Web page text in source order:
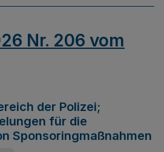
Nr. 206 vom
der Polizei;
für die
Sponsoringmaßnahmen